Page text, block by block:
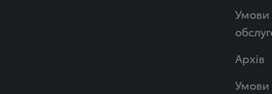
Умови
Архів
Умови